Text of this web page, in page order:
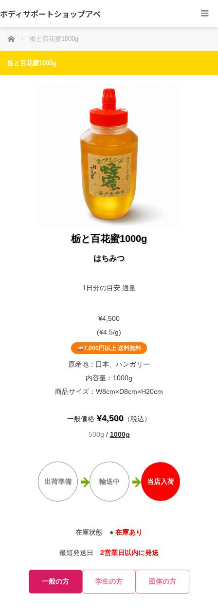
ボディサポートショップアベ
ホーム 栃と百花蜜1000g
栃と百花蜜1000g
栃と百花蜜1000g
はちみつ
1日分の目安:適量
¥4,500
(¥4.5/g)
7,000円以上 送料無料
原産地：日本、ハンガリー
内容量：1000g
商品サイズ：W8cm×D8cm×H20cm
一般価格 ¥4,500（税込）
500g / 1000g
出荷準備 輸送中 当店入荷
在庫状態 ● 在庫あり
最短発送日 2営業日以内に発送
一般の方 学生の方 団体の方